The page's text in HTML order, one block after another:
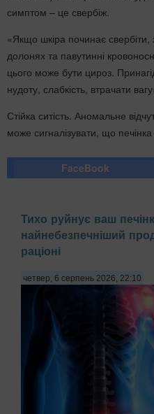
симптом – це свербіж.
«Якщо шкіра починає свербіти,
долонях та павутинні
цього може бути цироз.
нудоту, слабкість, втрачати
Стійка ситість. Аномальне
може сигналізувати, що
FaceBook
Тихо руйнує ваш
найнебезпечніший
раціоні
четвер, 6 серпень 2026, 22:10